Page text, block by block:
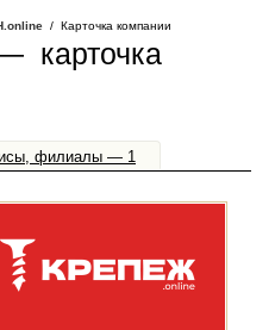
/ Карточка компании
карточка
филиалы — 1